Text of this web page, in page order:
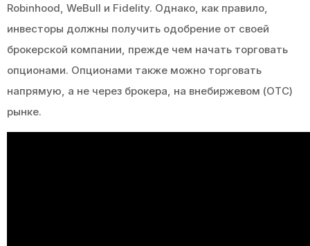
Robinhood, WeBull и Fidelity. Однако, как правило,
инвесторы должны получить одобрение от своей
брокерской компании, прежде чем начать торговать
опционами. Опционами также можно торговать
напрямую, а не через брокера, на внебиржевом (OTC)
рынке.